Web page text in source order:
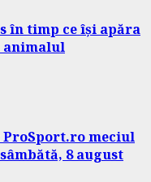
în timp ce își apăra
animalul
ProSport.ro meciul
8 august